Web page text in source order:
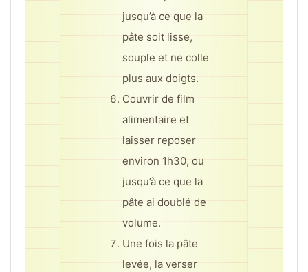
jusqu’à ce que la
pâte soit lisse,
souple et ne colle
plus aux doigts.
Couvrir de film
alimentaire et
laisser reposer
environ 1h30, ou
jusqu’à ce que la
pâte ai doublé de
volume.
Une fois la pâte
levée, la verser